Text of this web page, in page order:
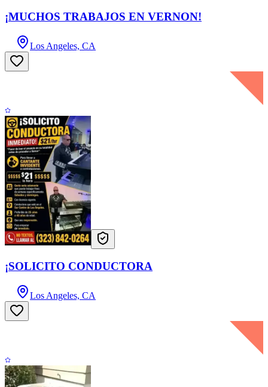
¡MUCHOS TRABAJOS EN VERNON!
Los Angeles, CA
¡SOLICITO CONDUCTORA
Los Angeles, CA